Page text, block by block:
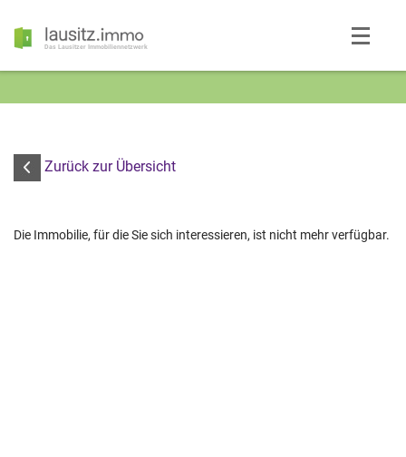
Das Lausitzer Immobiliennetzwerk
Zurück zur Übersicht
Die Immobilie, für die Sie sich interessieren, ist nicht mehr verfügbar.